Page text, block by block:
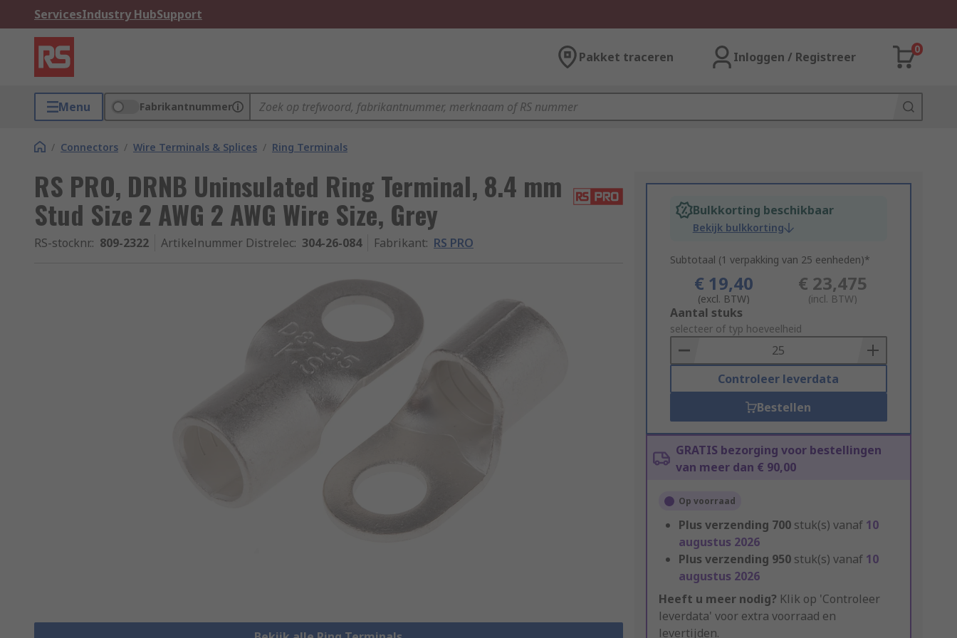
ServicesIndustry HubSupport
Pakket traceren Inloggen / Registreer
0
Menu Fabrikantnummer
/ Connectors / Wire Terminals & Splices / Ring Terminals
RS PRO, DRNB Uninsulated Ring Terminal, 8.4 mm
Stud Size 2 AWG 2 AWG Wire Size, Grey
RS-stocknr.: 809-2322 Artikelnummer Distrelec: 304-26-084 Fabrikant: RS PRO
Bulkkorting beschikbaar
Bekijk bulkkorting
Subtotaal (1 verpakking van 25 eenheden)*
€ 19,40
(excl. BTW)
€ 23,475
(incl. BTW)
Add
to
Basket
Aantal stuks
selecteer of typ hoeveelheid
Controleer leverdata
Bestellen
GRATIS bezorging voor bestellingen
van meer dan € 90,00
Op voorraad
Plus verzending 700 stuk(s) vanaf 10
augustus 2026
Plus verzending 950 stuk(s) vanaf 10
augustus 2026
Heeft u meer nodig? Klik op 'Controleer
leverdata' voor extra voorraad en
levertijden.